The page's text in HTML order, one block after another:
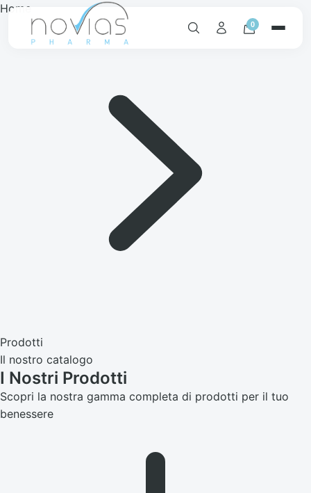
0
Home
Prodotti
Il nostro catalogo
I Nostri Prodotti
Scopri la nostra gamma completa di prodotti per il tuo
benessere